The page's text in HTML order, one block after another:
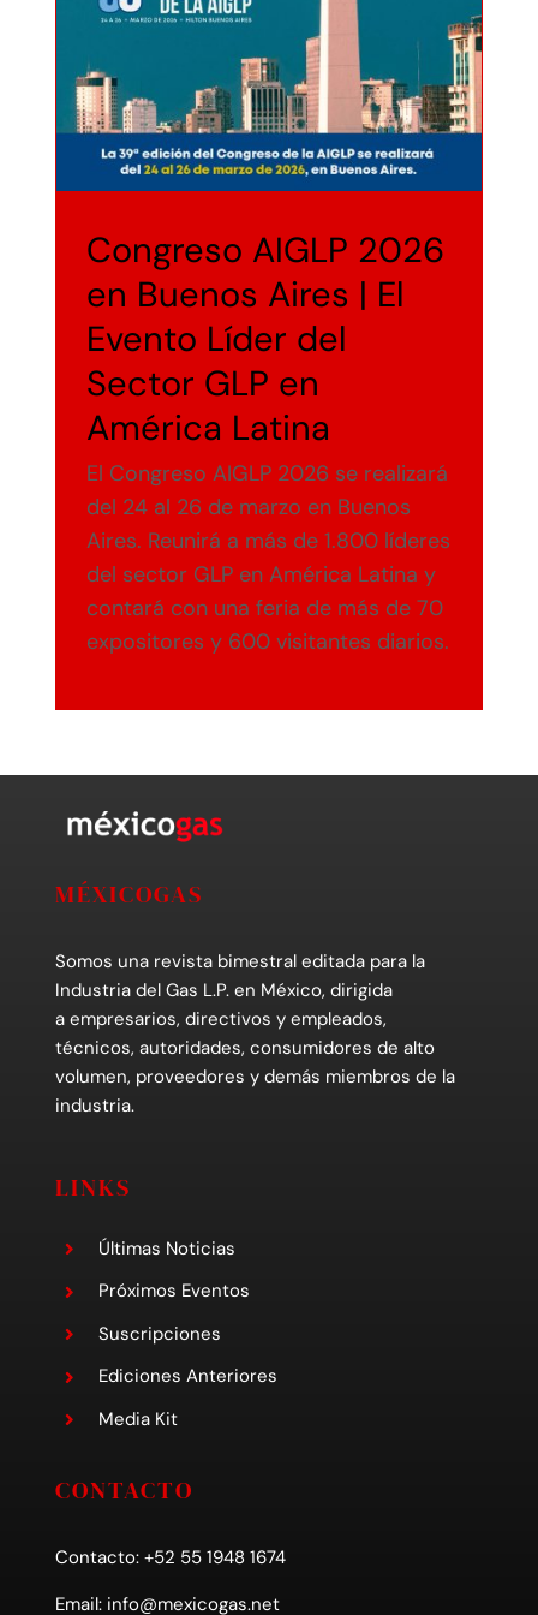
Media Kit
Diplomado en Gas LP
ContactoCongreso AIGLP 2026
en Buenos Aires | El
Evento Líder del
Sector GLP en
América Latina
El Congreso AIGLP 2026 se realizará
del 24 al 26 de marzo en Buenos
Aires. Reunirá a más de 1.800 líderes
del sector GLP en América Latina y
contará con una feria de más de 70
expositores y 600 visitantes diarios.
MÉXICOGAS
Somos una revista bimestral editada para la
Industria del Gas L.P. en México, dirigida
a empresarios, directivos y empleados,
técnicos, autoridades, consumidores de alto
volumen, proveedores y demás miembros de la
industria.
LINKS
Últimas Noticias
Próximos Eventos
Suscripciones
Ediciones Anteriores
Media Kit
CONTACTO
Contacto: +52 55 1948 1674
Email: info@mexicogas.net